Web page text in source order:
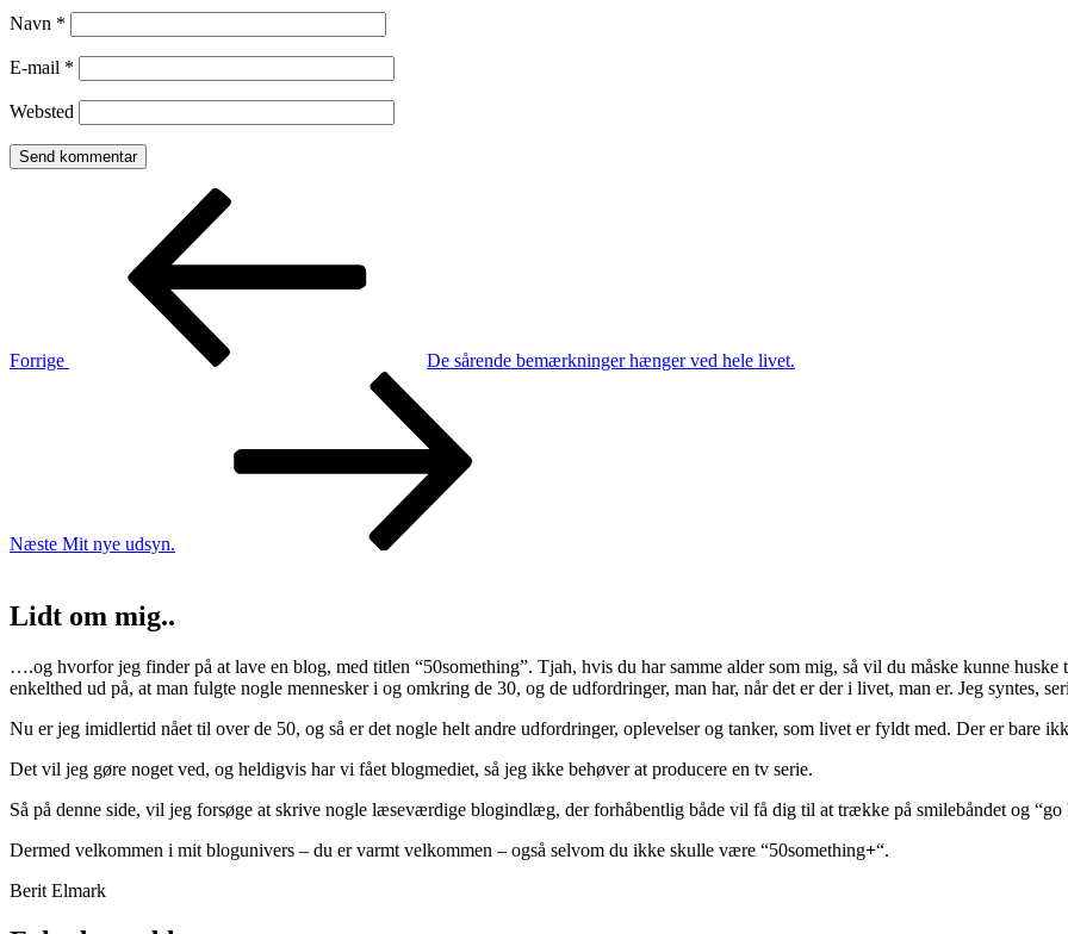
Navn *
E-mail *
Websted
Indlægsnavigation
Forrige
De sårende bemærkninger hænger ved hele livet.
Næste Mit nye udsyn.
Lidt om mig..
….og hvorfor jeg finder på at lave en blog, med titlen “50something”. Tjah, hvis du har samme alder som mig, så vil du måske kunne
enkelthed ud på, at man fulgte nogle mennesker i og omkring de 30, og de udfordringer, man har, når det er der i livet, man er. Jeg syntes,
Nu er jeg imidlertid nået til over de 50, og så er det nogle helt andre udfordringer, oplevelser og tanker, som livet er fyldt med. Der er bare
Det vil jeg gøre noget ved, og heldigvis har vi fået blogmediet, så jeg ikke behøver at producere en tv serie.
Så på denne side, vil jeg forsøge at skrive nogle læseværdige blogindlæg, der forhåbentlig både vil få dig til at trække på smilebåndet og “go
Dermed velkommen i mit blogunivers – du er varmt velkommen – også selvom du ikke skulle være “50something+“.
Berit Elmark